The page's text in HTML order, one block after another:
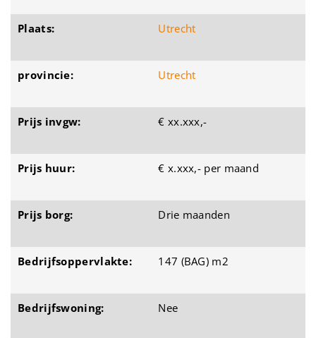
Plaats: Utrecht
provincie: Utrecht
Prijs invgw: € xx.xxx,-
Prijs huur: € x.xxx,- per maand
Prijs borg: Drie maanden
Bedrijfsoppervlakte: 147 (BAG) m2
Bedrijfswoning: Nee